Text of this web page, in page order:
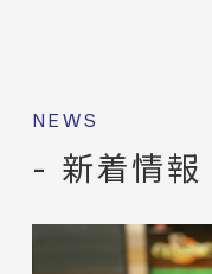
NEWS
- 新着情報